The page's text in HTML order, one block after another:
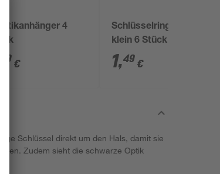
4
89 €
Schlüsselringeset
klein 6 Stück
1,49 €
Schlüssel direkt um den Hals, damit sie
Zudem sieht die schwarze Optik